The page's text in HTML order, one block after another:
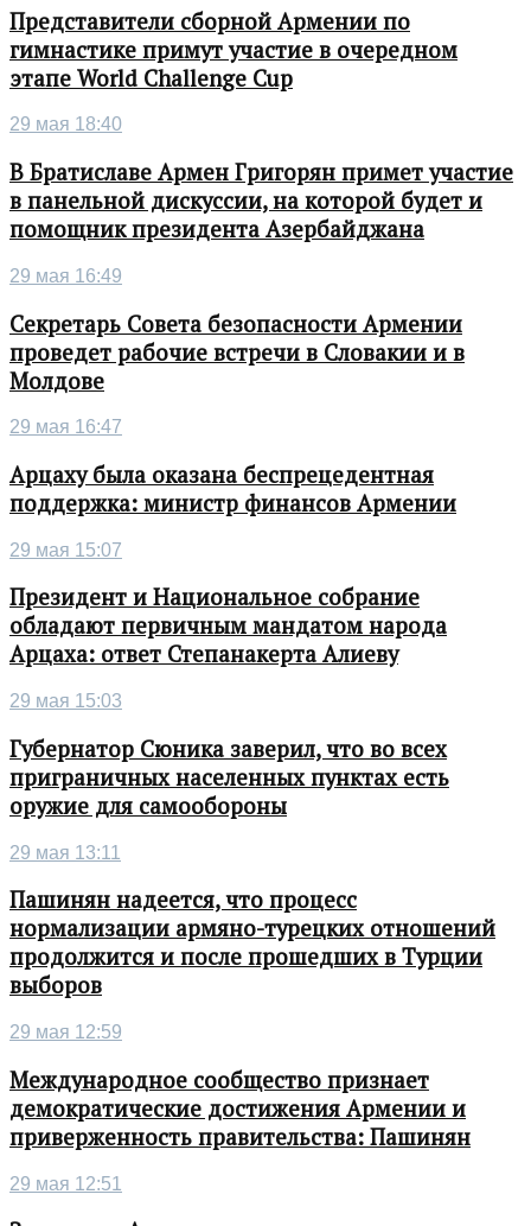
Представители сборной Армении по
гимнастике примут участие в очередном
этапе World Challenge Cup
29 мая 18:40
В Братиславе Армен Григорян примет участие
в панельной дискуссии, на которой будет и
помощник президента Азербайджана
29 мая 16:49
Секретарь Совета безопасности Армении
проведет рабочие встречи в Словакии и в
Молдове
29 мая 16:47
Арцаху была оказана беспрецедентная
поддержка: министр финансов Армении
29 мая 15:07
Президент и Национальное собрание
обладают первичным мандатом народа
Арцаха: ответ Степанакерта Алиеву
29 мая 15:03
Губернатор Сюника заверил, что во всех
приграничных населенных пунктах есть
оружие для самообороны
29 мая 13:11
Пашинян надеется, что процесс
нормализации армяно-турецких отношений
продолжится и после прошедших в Турции
выборов
29 мая 12:59
Международное сообщество признает
демократические достижения Армении и
приверженность правительства: Пашинян
29 мая 12:51